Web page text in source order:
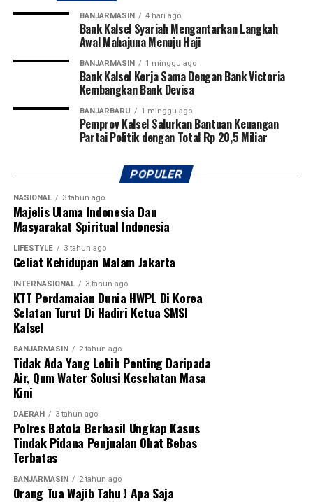
Pangdam juga berharap dari kompetisi perdana tersebut
akan lahir pemain-pemain potensial yang mampu
membawa nama harum Kalimantan Selatan dan
Kalimantan Tengah di tingkat nasional bahkan
internasional.
Pembukaan turnamen semakin meriah dengan laga
perdana yang mempertemukan tim Kabupaten Tapin
melawan Kabupaten Hulu Sungai Utara (HSU). Kegiatan
Kalimantan Selatan, KONI Kalimantan Selatan, serta
berbagai organisasi olahraga lainnya sebagai bentuk
komitmen bersama dalam memajukan sepak bola dan
melahirkan generasi atlet berprestasi di Banua.
[adv/adpim]
Post Views: 19
Sebarkan
Messenger 0 Twitter
BANJARMASIN 4 hari ago
Bank Kalsel Syariah Mengantarkan Langkah
Awal Mahajuna Menuju Haji
BANJARMASIN 1 minggu ago
Bank Kalsel Kerja Sama Dengan Bank Victoria
Kembangkan Bank Devisa
BANJARBARU 1 minggu ago
Pemprov Kalsel Salurkan Bantuan Keuangan
Partai Politik dengan Total Rp 20,5 Miliar
POPULER
NASIONAL 3 tahun ago
Majelis Ulama Indonesia Dan
Masyarakat Spiritual Indonesia
LIFESTYLE 3 tahun ago
Geliat Kehidupan Malam Jakarta
INTERNASIONAL 3 tahun ago
KTT Perdamaian Dunia HWPL Di Korea
Selatan Turut Di Hadiri Ketua SMSI
Kalsel
BANJARMASIN 2 tahun ago
Tidak Ada Yang Lebih Penting Daripada
Air, Qum Water Solusi Kesehatan Masa
Kini
DAERAH 3 tahun ago
Polres Batola Berhasil Ungkap Kasus
Tindak Pidana Penjualan Obat Bebas
Terbatas
BANJARMASIN 2 tahun ago
Orang Tua Wajib Tahu ! Apa Saja